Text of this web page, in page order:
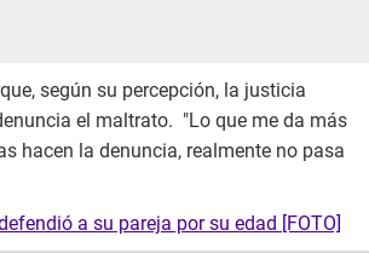
según su percepción, la justicia
el maltrato. "Lo que me da más
hacen la denuncia, realmente no pasa
a su pareja por su edad [FOTO]